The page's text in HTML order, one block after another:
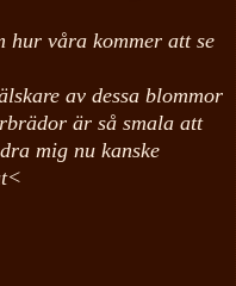
hur våra kommer att se
av dessa blommor
är så smala att
mig nu kanske